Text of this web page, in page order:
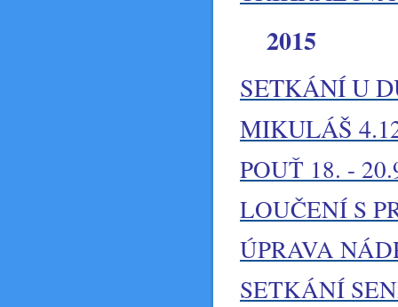
2015
SETKÁNÍ U
MIKULÁŠ
POUŤ 18. -
LOUČENÍ S
ÚPRAVA
SETKÁNÍ